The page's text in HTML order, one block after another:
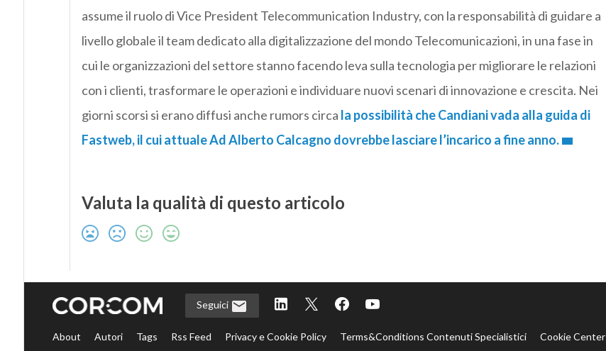
assume il ruolo di Vice President Telecommunication Industry, con la responsabilità di guidare a
livello globale il team dedicato alla digitalizzazione del mondo Telecomunicazioni, in una fase in
cui le organizzazioni del settore stanno facendo leva sulla tecnologia per migliorare le relazioni
con i clienti, trasformare le operazioni e individuare nuovi scenari di innovazione e crescita. Nei
giorni scorsi si erano diffusi anche rumors circa la possibilità che Candiani vada alla guida di
Fastweb, il cui attuale Ad Alberto Calcagno dovrebbe lasciare l’incarico a fine anno.
Valuta la qualità di questo articolo
Seguici
About Autori Tags Rss Feed Privacy e Cookie Policy Terms&Conditions Contenuti Specialistici Cookie Center